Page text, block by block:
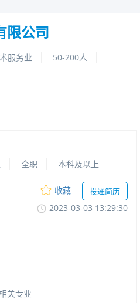
限公司
服务业
50-200人
全职
本科及以上
收藏
投递简历
2023-03-0313:29:30
关专业